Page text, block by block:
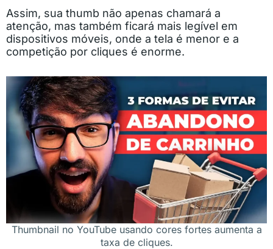
Assim, sua thumb não apenas chamará a
atenção, mas também ficará mais legível em
dispositivos móveis, onde a tela é menor e a
competição por cliques é enorme.
Thumbnail no YouTube usando cores fortes aumenta a
taxa de cliques.